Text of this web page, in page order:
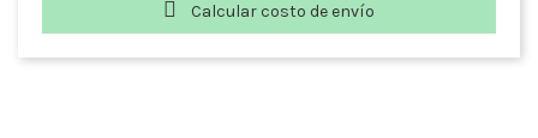
Calcular costo de envío